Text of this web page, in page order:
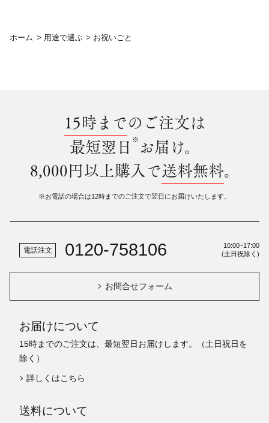
ホーム > 用途で選ぶ > お祝いごと
15時までのご注文は
最短翌日 ※ お届け。
8,000円以上購入で送料無料。
※お電話の場合は12時までのご注文で翌日にお届けいたします。
電話注文 0120-758106
10:00~17:00
(土日祝除く)
お問合せフォーム
お届けについて
15時までのご注文は、最短翌日お届けします。（土日祝日を
除く）
詳しくはこちら
送料について